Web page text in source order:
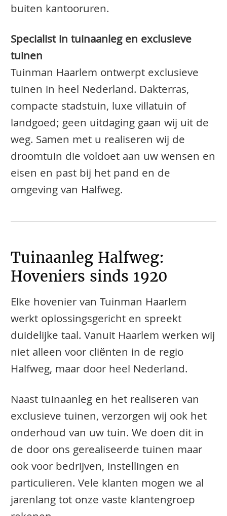
buiten kantooruren.
Specialist in tuinaanleg en exclusieve
tuinen
Tuinman Haarlem ontwerpt exclusieve
tuinen in heel Nederland. Dakterras,
compacte stadstuin, luxe villatuin of
landgoed; geen uitdaging gaan wij uit de
weg. Samen met u realiseren wij de
droomtuin die voldoet aan uw wensen en
eisen en past bij het pand en de
omgeving van Halfweg.
Tuinaanleg Halfweg:
Hoveniers sinds 1920
Elke hovenier van Tuinman Haarlem
werkt oplossingsgericht en spreekt
duidelijke taal. Vanuit Haarlem werken wij
niet alleen voor cliënten in de regio
Halfweg, maar door heel Nederland.
Naast tuinaanleg en het realiseren van
exclusieve tuinen, verzorgen wij ook het
onderhoud van uw tuin. We doen dit in
de door ons gerealiseerde tuinen maar
ook voor bedrijven, instellingen en
particulieren. Vele klanten mogen we al
jarenlang tot onze vaste klantengroep